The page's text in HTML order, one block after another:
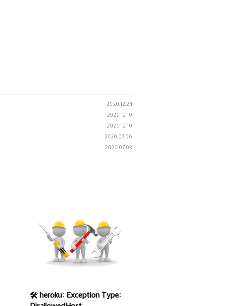
2020.12.24
2020.12.10
2020.12.10
2020.07.06
2020.07.03
🛠 heroku: Exception Type: